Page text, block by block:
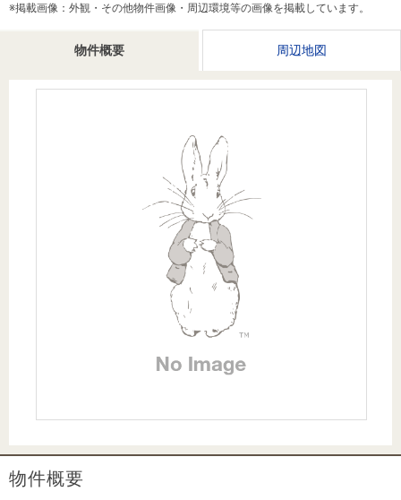
を探
す
投
資
事業
用物
住宅ロー
ンシミュ
レーショ
ン
税金の本
（電子ブ
時手
取り
周辺相場
検索
売却ガイ
リリース
会社案内
会員ページ物件概要 周辺地図
※掲載画像：外観・その他物件画像・周辺環境等の画像を掲載しています。
物件概要